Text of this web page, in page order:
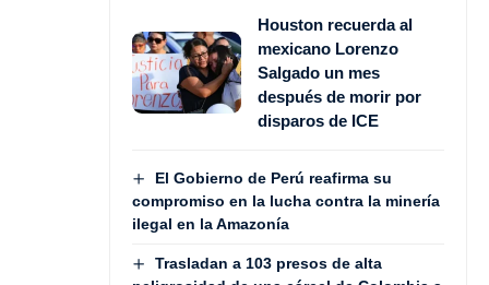
Houston recuerda al
mexicano Lorenzo
Salgado un mes
después de morir por
disparos de ICE
El Gobierno de Perú reafirma su
compromiso en la lucha contra la minería
ilegal en la Amazonía
Trasladan a 103 presos de alta